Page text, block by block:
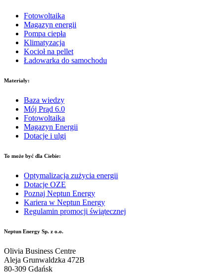
Fotowoltaika
Magazyn energii
Pompa ciepła
Klimatyzacja
Kocioł na pellet
Ładowarka do samochodu
Materiały:
Baza wiedzy
Mój Prąd 6.0
Fotowoltaika
Magazyn Energii
Dotacje i ulgi
To może być dla Ciebie:
Optymalizacja zużycia energii
Dotacje OZE
Poznaj Neptun Energy
Kariera w Neptun Energy
Regulamin promocji świątecznej
Neptun Energy Sp. z o.o.
Olivia Business Centre
Aleja Grunwaldzka 472B
80-309 Gdańsk